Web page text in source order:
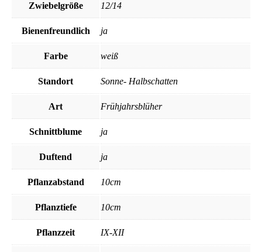
Zwiebelgröße 12/14
Bienenfreundlich ja
Farbe weiß
Standort Sonne- Halbschatten
Art Frühjahrsblüher
Schnittblume ja
Duftend ja
Pflanzabstand 10cm
Pflanztiefe 10cm
Pflanzzeit IX-XII